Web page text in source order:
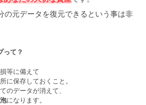
の元データを復元できるという事は非
って？
等に備えて
に保存しておくこと。
のデータが消えて、
になります。